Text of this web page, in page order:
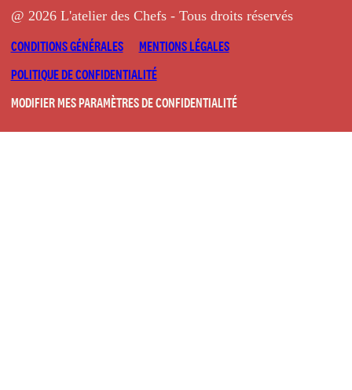
@ 2026 L'atelier des Chefs - Tous droits réservés
CONDITIONS GÉNÉRALES
MENTIONS LÉGALES
POLITIQUE DE CONFIDENTIALITÉ
MODIFIER MES PARAMÈTRES DE CONFIDENTIALITÉ